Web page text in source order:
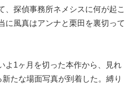
、探偵事務所ネメシスに何が起こ
に風真はアンナと栗田を裏切って
よ1ヶ月を切った本作から、見れ
新たな場面写真が到着した。縛り